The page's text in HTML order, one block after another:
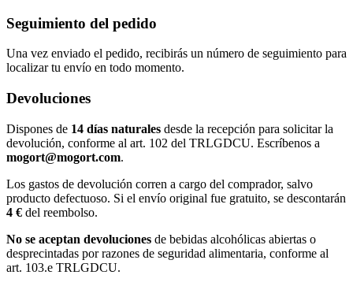
Seguimiento del pedido
Una vez enviado el pedido, recibirás un número de seguimiento para
localizar tu envío en todo momento.
Devoluciones
Dispones de 14 días naturales desde la recepción para solicitar la
devolución, conforme al art. 102 del TRLGDCU. Escríbenos a
mogort@mogort.com.
Los gastos de devolución corren a cargo del comprador, salvo
producto defectuoso. Si el envío original fue gratuito, se descontarán
4 € del reembolso.
No se aceptan devoluciones de bebidas alcohólicas abiertas o
desprecintadas por razones de seguridad alimentaria, conforme al
art. 103.e TRLGDCU.